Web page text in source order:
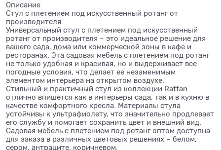
Описание
Стул с плетением под искусственный ротанг от
производителя
Универсальный стул с плетением под искусственный
ротанг от производителя – это идеальное решение для
вашего сада, дома или коммерческой зоны в кафе и
ресторанах. Эта садовая мебель с плетением под ротанг
не только удобная и красивая, но и выдерживает все
погодные условия, что делает ее незаменимым
элементом интерьера на открытом воздухе.
Стильный и практичный стул из коллекции Rattan
отлично впишется как в интерьеры сада, так и в кухню в
качестве комфортного кресла. Материалы стула
устойчивы к ультрафиолету, что значительно продлевает
его службу и помогает сохранить цвет и внешний вид.
Садовая мебель с плетением под ротанг оптом доступна
для заказа в различных цветовых решениях – белом,
сером, антраците, коричневом.